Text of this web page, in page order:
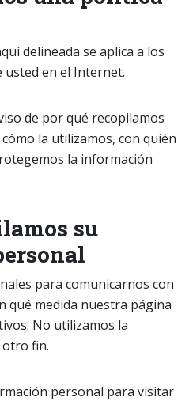
delineada se aplica a los
usted en el Internet.
de por qué recopilamos
la utilizamos, con quién
la información
su
para comunicarnos con
qué medida nuestra página
No utilizamos la
fin.
personal para visitar